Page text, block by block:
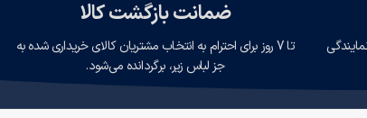
ضمانت بازگشت کالا
تا 7 روز برای احترام به انتخاب مشتریان کالای خریداری شده به
جز لباس زیر، برگردانده می‌شود.